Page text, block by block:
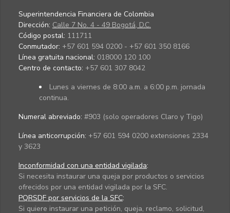
Superintendencia Financiera de Colombia
Dirección: Calle 7 No. 4 - 49 Bogotá, D.C.
Código postal: 111711
Conmutador: +57 601 594 0200 - +57 601 350 8166
Línea gratuita nacional: 018000 120 100
Centro de contacto: +57 601 307 8042
Lunes a viernes de 8:00 a.m. a 6:00 p.m. jornada
continua.
Numeral abreviado: #903 (solo operadores Claro y Tigo)
Línea anticorrupción: +57 601 594 0200 extensiones 2334
y 3623
Inconformidad con una entidad vigilada:
Si necesita instaurar una queja por productos o servicios
ofrecidos por una entidad vigilada por la SFC.
PQRSDF por servicios de la SFC:
Si quiere instaurar una petición, queja, reclamo, solicitud,